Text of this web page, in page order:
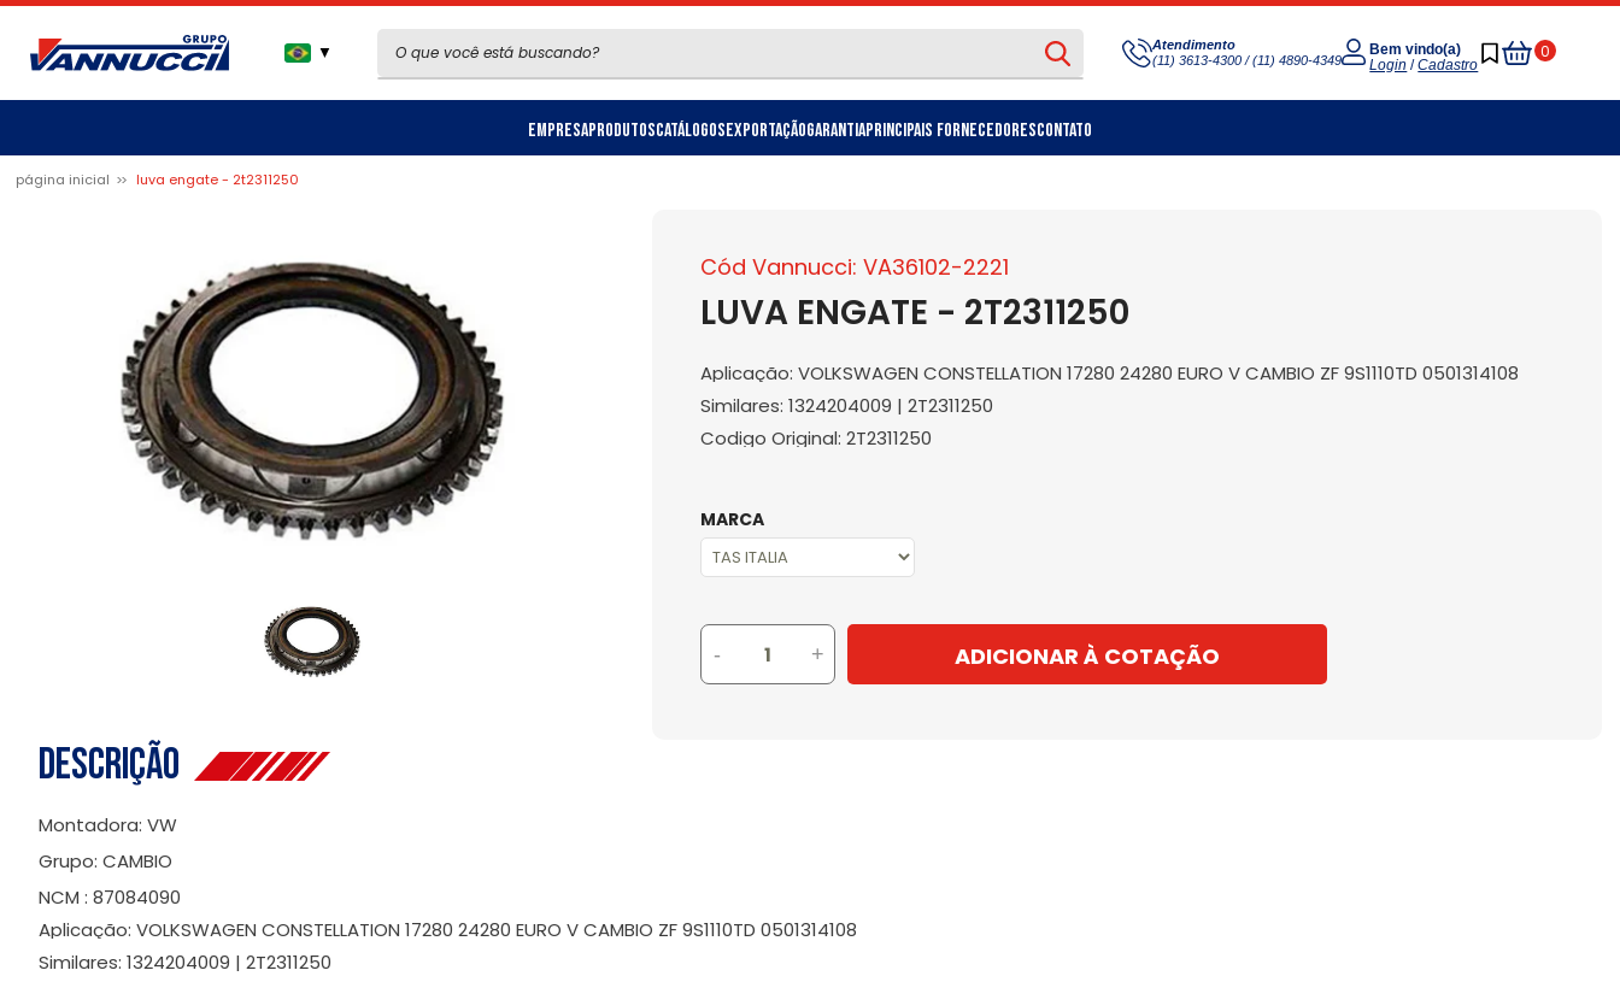
▼
Atendimento
(11) 3613-4300 / (11) 4890-4349
Bem vindo(a)
Login /Cadastro
0
Meu
Carrinho
EmpresaProdutosCatálogosExportaçãoGarantiaPrincipais FornecedoresContato
página inicial luva engate - 2t2311250
Cód Vannucci: VA36102-2221
LUVA ENGATE - 2T2311250
Aplicação: VOLKSWAGEN CONSTELLATION 17280 24280 EURO V CAMBIO ZF 9S1110TD 0501314108
Similares: 1324204009 | 2T2311250
Codigo Original: 2T2311250
MARCA
- + ADICIONAR À COTAÇÃO
Descrição
Montadora: VW
Grupo: CAMBIO
NCM : 87084090
Aplicação: VOLKSWAGEN CONSTELLATION 17280 24280 EURO V CAMBIO ZF 9S1110TD 0501314108
Similares: 1324204009 | 2T2311250